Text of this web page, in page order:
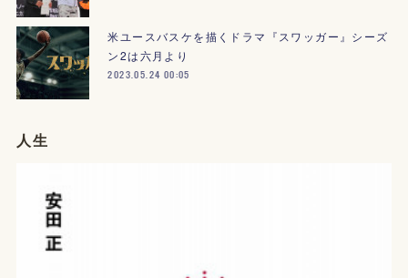
米ユースバスケを描くドラマ『スワッガー』シーズ
ン2は六月より
2023.05.24 00:05
人生